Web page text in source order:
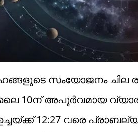
സംയോജനം ചില
10ന് അപൂർവമായ
ഉച്ചയ്ക്ക് 12:27 വരെ